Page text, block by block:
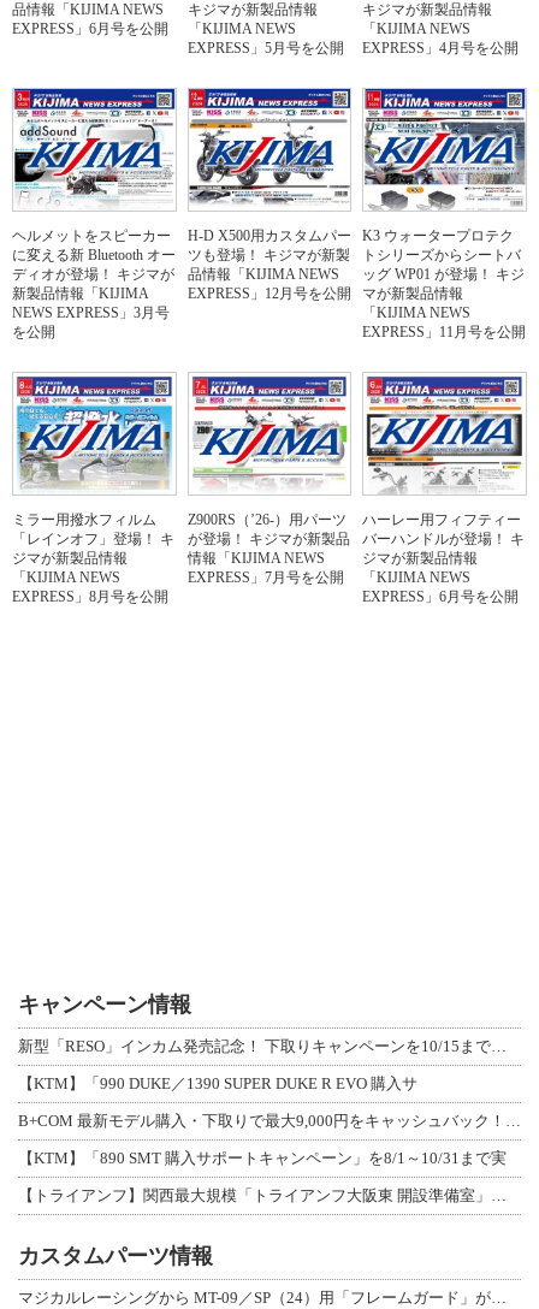
品情報「KIJIMA NEWS
EXPRESS」6月号を公開
キジマが新製品情報
「KIJIMA NEWS
EXPRESS」5月号を公開
キジマが新製品情報
「KIJIMA NEWS
EXPRESS」4月号を公開
ヘルメットをスピーカー
に変える新 Bluetooth オー
ディオが登場！ キジマが
新製品情報「KIJIMA
NEWS EXPRESS」3月号
を公開
H-D X500用カスタムパー
ツも登場！ キジマが新製
品情報「KIJIMA NEWS
EXPRESS」12月号を公開
K3 ウォータープロテク
トシリーズからシートバ
ッグ WP01 が登場！ キジ
マが新製品情報
「KIJIMA NEWS
EXPRESS」11月号を公開
ミラー用撥水フィルム
「レインオフ」登場！ キ
ジマが新製品情報
「KIJIMA NEWS
EXPRESS」8月号を公開
Z900RS（’26-）用パーツ
が登場！ キジマが新製品
情報「KIJIMA NEWS
EXPRESS」7月号を公開
ハーレー用フィフティー
バーハンドルが登場！ キ
ジマが新製品情報
「KIJIMA NEWS
EXPRESS」6月号を公開
キャンペーン情報
新型「RESO」インカム発売記念！ 下取りキャンペーンを10/15まで延長して開
【KTM】「990 DUKE／1390 SUPER DUKE R EVO 購入サ
B+COM 最新モデル購入・下取りで最大9,000円をキャッシュバック！「B+F
【KTM】「890 SMT 購入サポートキャンペーン」を8/1～10/31まで実
【トライアンフ】関西最大規模「トライアンフ大阪東 開設準備室」がオープン！ 限定
カスタムパーツ情報
マジカルレーシングから MT-09／SP（24）用「フレームガード」が登場！